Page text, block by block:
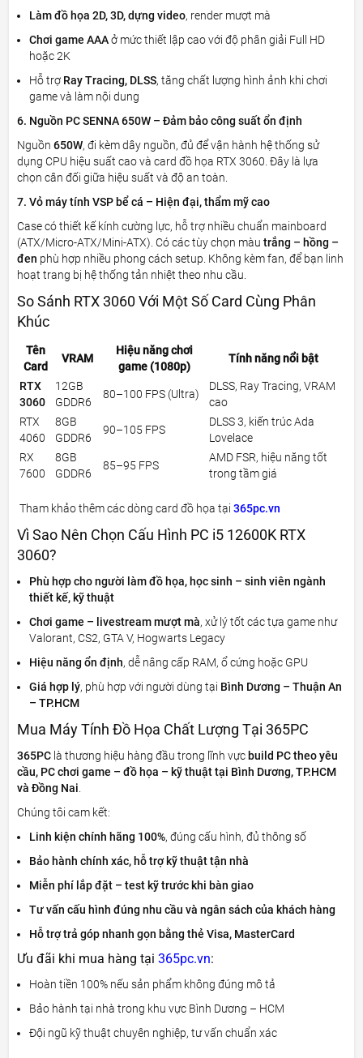
Làm đồ họa 2D, 3D, dựng video, render mượt mà
Chơi game AAAở mức thiết lập cao với độ phân giải Full HD
hoặc 2K
Hỗ trợ Ray Tracing, DLSS, tăng chất lượng hình ảnh khi chơi
game và làm nội dung
6. Nguồn PC SENNA 650W – Đảm bảo công suất ổn định
Nguồn650W, đi kèm dây nguồn, đủ để vận hành hệ thống sử
dụng CPU hiệu suất cao và card đồ họa RTX 3060. Đây là lựa
chọn cân đối giữa hiệu suất và độ an toàn.
7. Vỏ máy tính VSP bể cá – Hiện đại, thẩm mỹ cao
Case có thiết kế kính cường lực, hỗ trợ nhiều chuẩn mainboard
(ATX/Micro-ATX/Mini-ATX). Có các tùy chọn màutrắng – hồng –
đen phù hợp nhiều phong cách setup. Không kèm fan, để bạn linh
hoạt trang bị hệ thống tản nhiệt theo nhu cầu.
So Sánh RTX 3060 Với Một Số Card Cùng Phân
Khúc
Tên
Card
VRAM
Hiệu năng chơi
game (1080p)
Tính năng nổi bật
RTX
3060
12GB
GDDR6
80–100 FPS (Ultra)
DLSS, Ray Tracing, VRAM
cao
RTX
4060
8GB
GDDR6
90–105 FPS
DLSS 3, kiến trúc Ada
Lovelace
RX
7600
8GB
GDDR6
85–95 FPS
AMD FSR, hiệu năng tốt
trong tầm giá
Tham khảo thêm các dòng card đồ họa tại365pc.vn
Vì Sao Nên Chọn Cấu Hình PC i5 12600K RTX
3060?
Phù hợp cho người làm đồ họa, học sinh – sinh viên ngành
thiết kế, kỹ thuật
Chơi game – livestream mượt mà, xử lý tốt các tựa game như
Valorant, CS2, GTA V, Hogwarts Legacy
Hiệu năng ổn định, dễ nâng cấp RAM, ổ cứng hoặc GPU
Giá hợp lý, phù hợp với người dùng tại Bình Dương – Thuận An
– TP.HCM
Mua Máy Tính Đồ Họa Chất Lượng Tại 365PC
365PC là thương hiệu hàng đầu trong lĩnh vực build PC theo yêu
cầu, PC chơi game – đồ họa – kỹ thuật tại Bình Dương, TP.HCM
và Đồng Nai.
Chúng tôi cam kết:
Linh kiện chính hãng 100%, đúng cấu hình, đủ thông số
Bảo hành chính xác, hỗ trợ kỹ thuật tận nhà
Miễn phí lắp đặt – test kỹ trước khi bàn giao
Tư vấn cấu hình đúng nhu cầu và ngân sách của khách hàng
Hỗ trợ trả góp nhanh gọn bằng thẻ Visa, MasterCard
Ưu đãi khi mua hàng tại365pc.vn:
Hoàn tiền 100% nếu sản phẩm không đúng mô tả
Bảo hành tại nhà trong khu vực Bình Dương – HCM
Đội ngũ kỹ thuật chuyên nghiệp, tư vấn chuẩn xác